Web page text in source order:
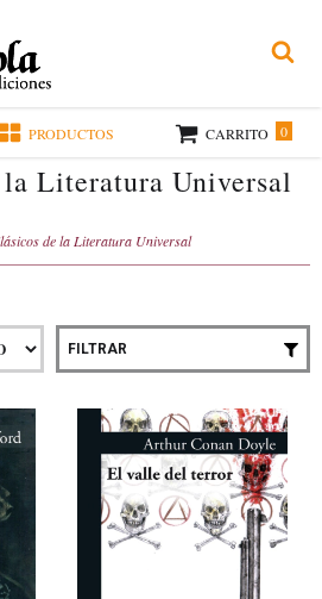
PRODUCTOS CARRITO 0
la Literatura Universal
de la Literatura Universal
FILTRAR